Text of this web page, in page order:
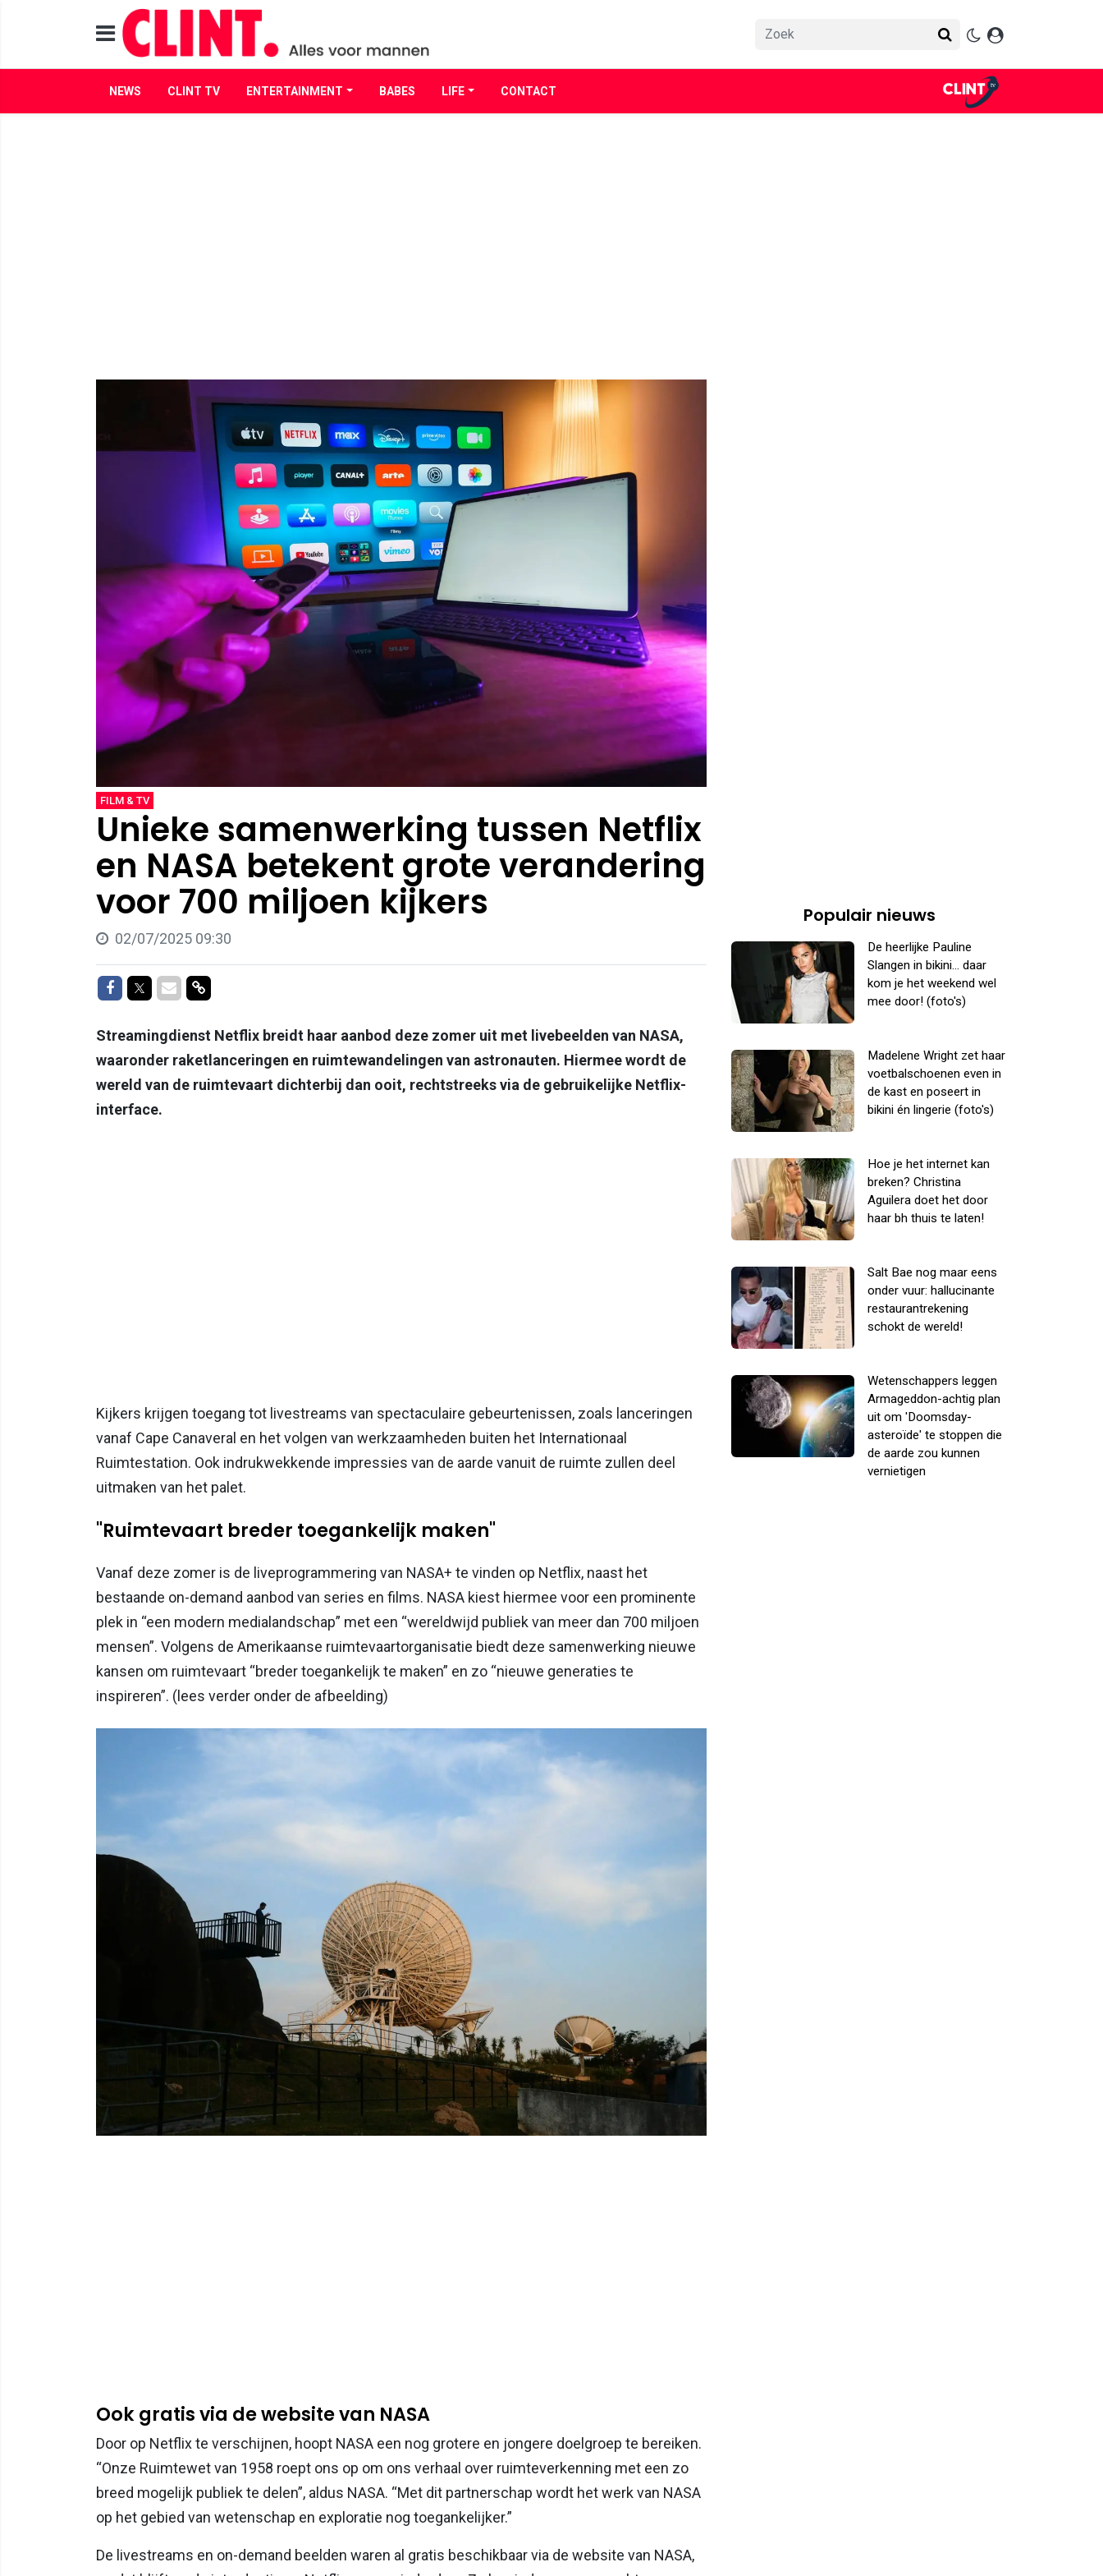
NEWS CLINT TV ENTERTAINMENT BABES LIFE CONTACT
FILM & TV
Unieke samenwerking tussen Netflix
en NASA betekent grote verandering
voor 700 miljoen kijkers
02/07/2025 09:30
Delen op Facebook
Delen op Twitter
Delen via Mail
Delen via link
Streamingdienst Netflix breidt haar aanbod deze zomer uit met livebeelden van NASA,
waaronder raketlanceringen en ruimtewandelingen van astronauten. Hiermee wordt de
wereld van de ruimtevaart dichterbij dan ooit, rechtstreeks via de gebruikelijke Netflix-
interface.
Kijkers krijgen toegang tot livestreams van spectaculaire gebeurtenissen, zoals lanceringen
vanaf Cape Canaveral en het volgen van werkzaamheden buiten het Internationaal
Ruimtestation. Ook indrukwekkende impressies van de aarde vanuit de ruimte zullen deel
uitmaken van het palet.
"Ruimtevaart breder toegankelijk maken"
Vanaf deze zomer is de liveprogrammering van NASA+ te vinden op Netflix, naast het
bestaande on-demand aanbod van series en films. NASA kiest hiermee voor een prominente
plek in “een modern medialandschap” met een “wereldwijd publiek van meer dan 700 miljoen
mensen”. Volgens de Amerikaanse ruimtevaartorganisatie biedt deze samenwerking nieuwe
kansen om ruimtevaart “breder toegankelijk te maken” en zo “nieuwe generaties te
inspireren”. (lees verder onder de afbeelding)
Ook gratis via de website van NASA
Door op Netflix te verschijnen, hoopt NASA een nog grotere en jongere doelgroep te bereiken.
“Onze Ruimtewet van 1958 roept ons op om ons verhaal over ruimteverkenning met een zo
breed mogelijk publiek te delen”, aldus NASA. “Met dit partnerschap wordt het werk van NASA
op het gebied van wetenschap en exploratie nog toegankelijker.”
De livestreams en on-demand beelden waren al gratis beschikbaar via de website van NASA,
Populair nieuws
De heerlijke Pauline
Slangen in bikini... daar
kom je het weekend wel
mee door! (foto's)
Madelene Wright zet haar
voetbalschoenen even in
de kast en poseert in
bikini én lingerie (foto's)
Hoe je het internet kan
breken? Christina
Aguilera doet het door
haar bh thuis te laten!
Salt Bae nog maar eens
onder vuur: hallucinante
restaurantrekening
schokt de wereld!
Wetenschappers leggen
Armageddon-achtig plan
uit om 'Doomsday-
asteroïde' te stoppen die
de aarde zou kunnen
vernietigen